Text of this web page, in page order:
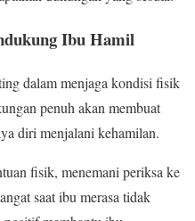
Ibu Hamil
dalam menjaga kondisi fisik
penuh akan membuat
diri menjalani kehamilan.
fisik, menemani periksa ke
saat ibu merasa tidak